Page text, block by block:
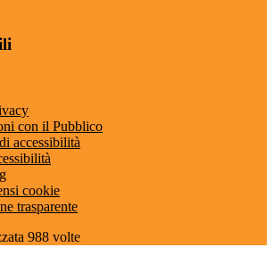
con il Pubblico
accessibilità
cookie
trasparente
988 volte